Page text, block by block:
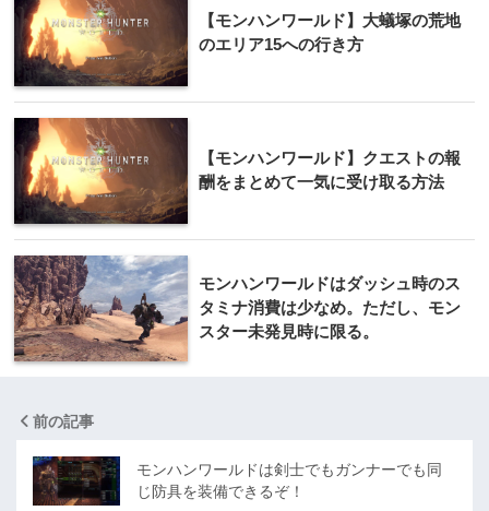
【モンハンワールド】大蟻塚の荒地
のエリア15への行き方
【モンハンワールド】クエストの報
酬をまとめて一気に受け取る方法
モンハンワールドはダッシュ時のス
タミナ消費は少なめ。ただし、モン
スター未発見時に限る。
前の記事
モンハンワールドは剣士でもガンナーでも同
じ防具を装備できるぞ！